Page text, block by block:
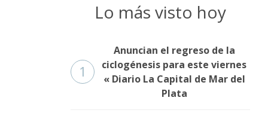
Lo más visto hoy
1
Anuncian el regreso de la
ciclogénesis para este viernes
« Diario La Capital de Mar del
Plata